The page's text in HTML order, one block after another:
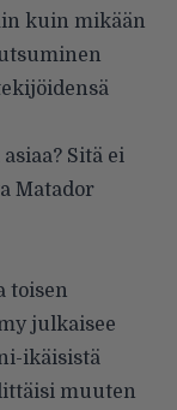
kuin mikään
Sitä ei
Matador
toisen
julkaisee
ikäisistä
muuten